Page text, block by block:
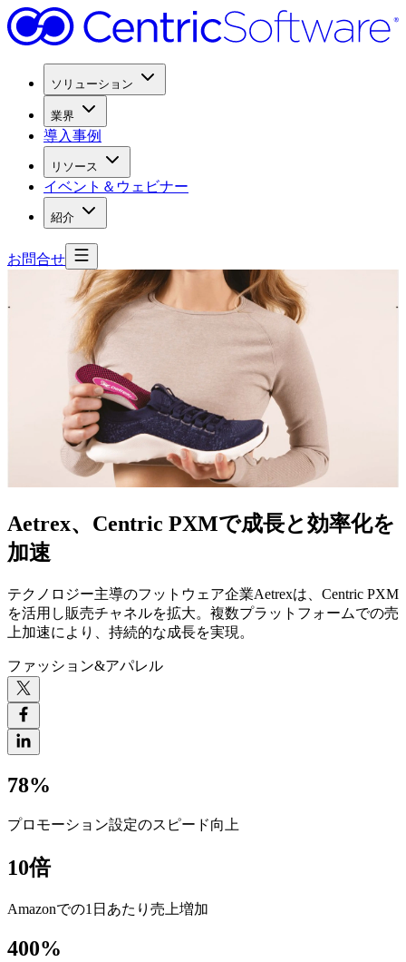
ソリューション
業界
導入事例
リソース
イベント＆ウェビナー
紹介
お問合せ
Aetrex、 Centric PXMで成長と効率化を
加速
テクノロジー主導のフットウェア企業Aetrexは、Centric PXM
を活用し販売チャネルを拡大。複数プラットフォームでの売
上加速により、持続的な成長を実現。
ファッション&アパレル
78%
プロモーション設定のスピード向上
10倍
Amazonでの1日あたり売上増加
400%